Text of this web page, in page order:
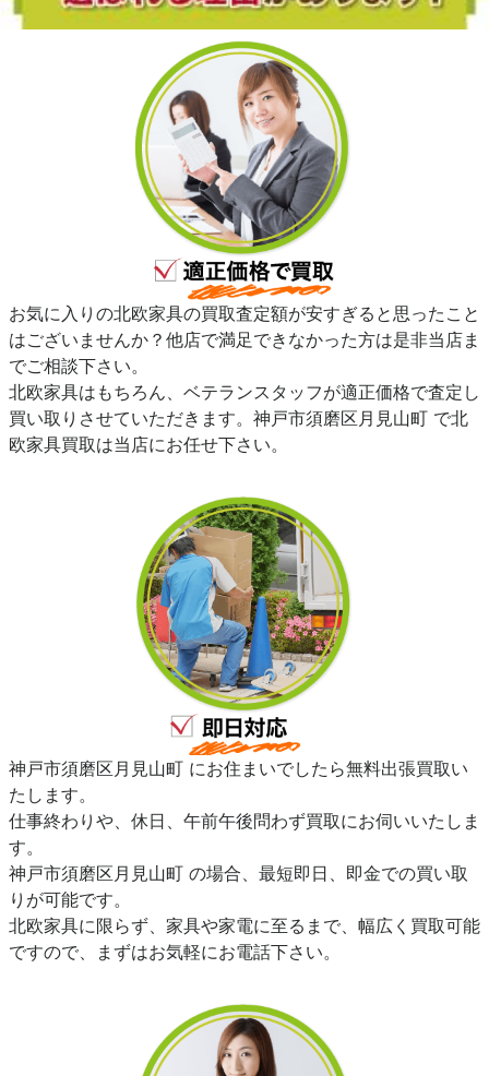
お気に入りの北欧家具の買取査定額が安すぎると思ったこと
はございませんか？他店で満足できなかった方は是非当店ま
でご相談下さい。
北欧家具はもちろん、ベテランスタッフが適正価格で査定し
買い取りさせていただきます。神戸市須磨区月見山町 で北
欧家具買取は当店にお任せ下さい。
神戸市須磨区月見山町 にお住まいでしたら無料出張買取い
たします。
仕事終わりや、休日、午前午後問わず買取にお伺いいたしま
す。
神戸市須磨区月見山町 の場合、最短即日、即金での買い取
りが可能です。
北欧家具に限らず、家具や家電に至るまで、幅広く買取可能
ですので、まずはお気軽にお電話下さい。